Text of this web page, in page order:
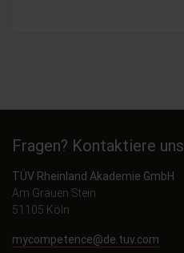
Fragen? Kontaktiere uns
TÜV Rheinland Akademie GmbH
Am Grauen Stein
51105 Köln
mycompetence@de.tuv.com